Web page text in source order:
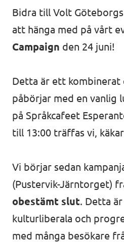
Bli medlem
In English 🇬🇧
Våra stadgar
Bidra till Volt
att hänga med på vårt
Campaign den 24 juni!
Detta är ett kombinerat
påbörjar med en vanlig
på Språkcafeet
till 13:00 träffas vi,
Vi börjar sedan
(Pustervik-Järntorget)
obestämt slut. Detta
kulturliberala och
med många besökare